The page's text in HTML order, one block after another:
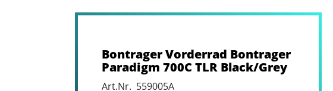
Bontrager Vorderrad Bontrager
Paradigm 700C TLR Black/Grey
Art.Nr. 559005A